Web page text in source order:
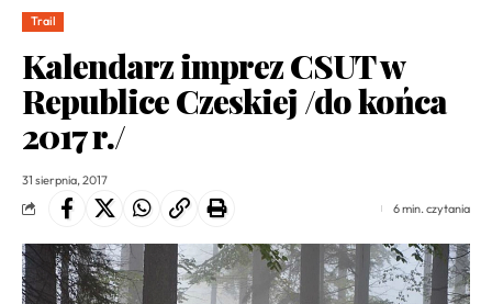
Trail
Kalendarz imprez CSUT w
Republice Czeskiej /do końca
2017 r./
31 sierpnia, 2017
6 min. czytania